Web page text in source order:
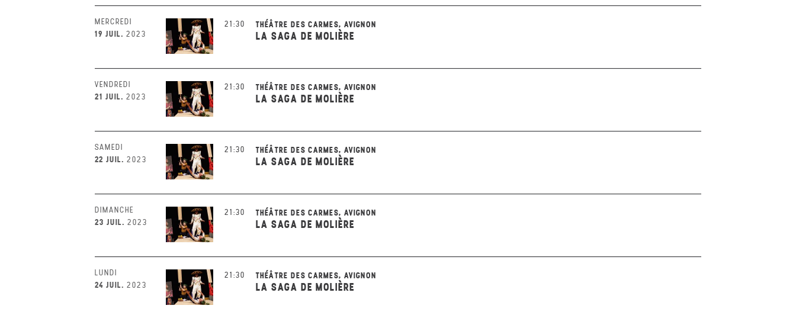
MERCREDI
19 JUIL. 2023
21:30 THÉÂTRE DES CARMES, AVIGNON
LA SAGA DE MOLIÈRE
VENDREDI
21 JUIL. 2023
21:30 THÉÂTRE DES CARMES, AVIGNON
LA SAGA DE MOLIÈRE
SAMEDI
22 JUIL. 2023
21:30 THÉÂTRE DES CARMES, AVIGNON
LA SAGA DE MOLIÈRE
DIMANCHE
23 JUIL. 2023
21:30 THÉÂTRE DES CARMES, AVIGNON
LA SAGA DE MOLIÈRE
LUNDI
24 JUIL. 2023
21:30 THÉÂTRE DES CARMES, AVIGNON
LA SAGA DE MOLIÈRE